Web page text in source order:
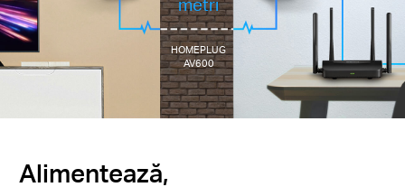
HOMEPLUG
AV600
Alimentează,